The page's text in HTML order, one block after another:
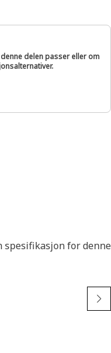
delen passer eller om
spesifikasjon for denne